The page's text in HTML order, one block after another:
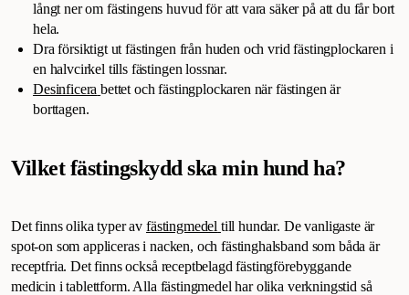
långt ner om fästingens huvud för att vara säker på att du får bort
hela.
Dra försiktigt ut fästingen från huden och vrid fästingplockaren i
en halvcirkel tills fästingen lossnar.
Desinficera bettet och fästingplockaren när fästingen är
borttagen.
Vilket fästingskydd ska min hund ha?
Det finns olika typer av fästingmedel till hundar. De vanligaste är
spot-on som appliceras i nacken, och fästinghalsband som båda är
receptfria. Det finns också receptbelagd fästingförebyggande
medicin i tablettform. Alla fästingmedel har olika verkningstid så